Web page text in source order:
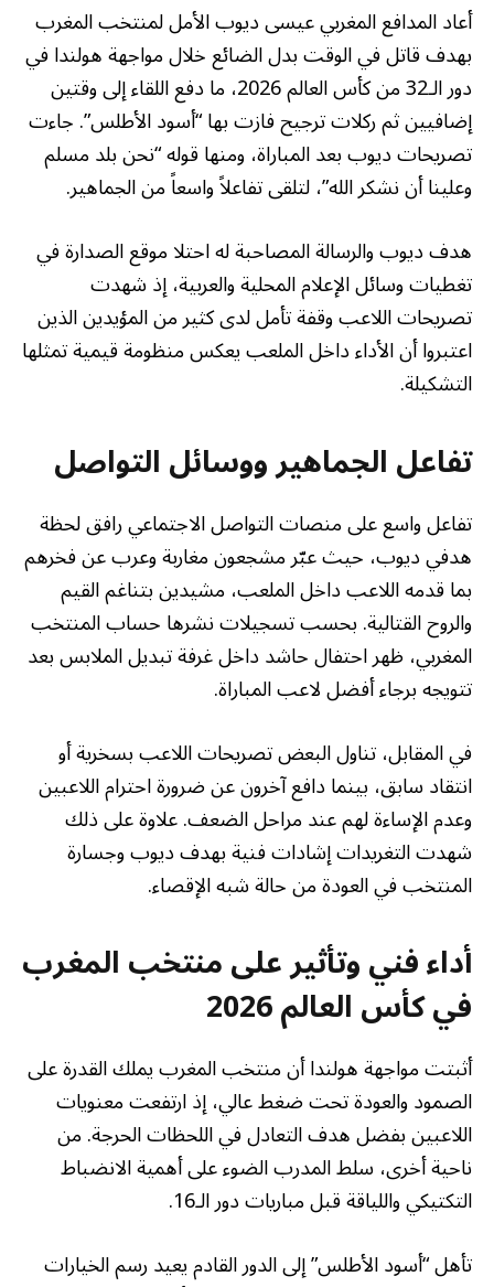
أعاد المدافع المغربي عيسى ديوب الأمل لمنتخب المغرب
بهدف قاتل في الوقت بدل الضائع خلال مواجهة هولندا في
دور الـ32 من كأس العالم 2026، ما دفع اللقاء إلى وقتين
إضافيين ثم ركلات ترجيح فازت بها “أسود الأطلس”. جاءت
تصريحات ديوب بعد المباراة، ومنها قوله “نحن بلد مسلم
وعلينا أن نشكر الله”، لتلقى تفاعلاً واسعاً من الجماهير.
هدف ديوب والرسالة المصاحبة له احتلا موقع الصدارة في
تغطيات وسائل الإعلام المحلية والعربية، إذ شهدت
تصريحات اللاعب وقفة تأمل لدى كثير من المؤيدين الذين
اعتبروا أن الأداء داخل الملعب يعكس منظومة قيمية تمثلها
التشكيلة.
تفاعل الجماهير ووسائل التواصل
تفاعل واسع على منصات التواصل الاجتماعي رافق لحظة
هدفي ديوب، حيث عبّر مشجعون مغاربة وعرب عن فخرهم
بما قدمه اللاعب داخل الملعب، مشيدين بتناغم القيم
والروح القتالية. بحسب تسجيلات نشرها حساب المنتخب
المغربي، ظهر احتفال حاشد داخل غرفة تبديل الملابس بعد
تتويجه برجاء أفضل لاعب المباراة.
في المقابل، تناول البعض تصريحات اللاعب بسخرية أو
انتقاد سابق، بينما دافع آخرون عن ضرورة احترام اللاعبين
وعدم الإساءة لهم عند مراحل الضعف. علاوة على ذلك
شهدت التغريدات إشادات فنية بهدف ديوب وجسارة
المنتخب في العودة من حالة شبه الإقصاء.
أداء فني وتأثير على منتخب المغرب
في كأس العالم 2026
أثبتت مواجهة هولندا أن منتخب المغرب يملك القدرة على
الصمود والعودة تحت ضغط عالي، إذ ارتفعت معنويات
اللاعبين بفضل هدف التعادل في اللحظات الحرجة. من
ناحية أخرى، سلط المدرب الضوء على أهمية الانضباط
التكتيكي واللياقة قبل مباريات دور الـ16.
تأهل “أسود الأطلس” إلى الدور القادم يعيد رسم الخيارات